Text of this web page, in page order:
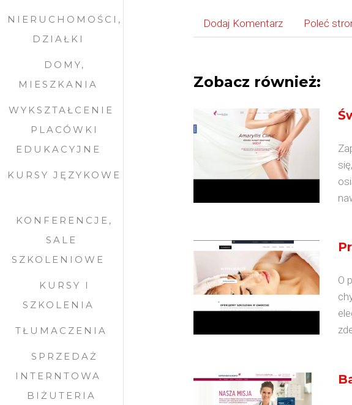
NIERUCHOMOŚCI,
DZIAŁKI
DOMY,
MIESZKANIA
WYKSZTAŁCENIE
PLACÓWKI
EDUKACYJNE
KURSY JĘZYKOWE
KONFERENCJE,
SALE
SZKOLENIOWE
KURSY I
SZKOLENIA
TŁUMACZENIA
SPRZEDAŻ
INTERNTOWA
BIŻUTERIA
Dodaj Komentarz Poleć
Zobacz również:
O